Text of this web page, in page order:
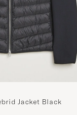
Jacket Black